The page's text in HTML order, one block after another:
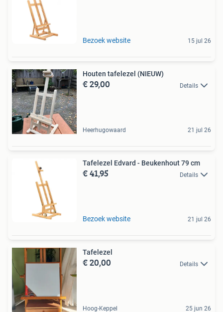
Bezoek website 15 jul 26
Houten tafelezel (NIEUW)
€ 29,00 Details
Heerhugowaard 21 jul 26
Tafelezel Edvard - Beukenhout 79 cm
€ 41,95 Details
Bezoek website 21 jul 26
Tafelezel
€ 20,00 Details
Hoog-Keppel 25 jun 26